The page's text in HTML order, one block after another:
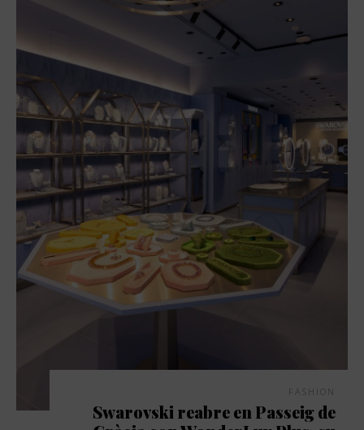
FASHION
Swarovski reabre en Passeig de